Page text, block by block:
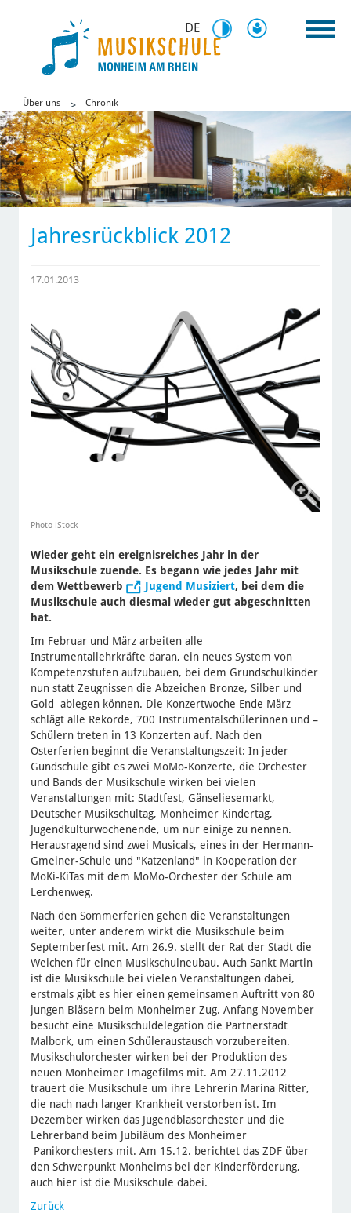
DE
Über uns Chronik
Jahresrückblick 2012
17.01.2013
Photo iStock
Wieder geht ein ereignisreiches Jahr in der
Musikschule zuende. Es begann wie jedes Jahr mit
dem Wettbewerb
Jugend Musiziert, bei dem die
Musikschule auch diesmal wieder gut abgeschnitten
hat.
Im Februar und März arbeiten alle
Instrumentallehrkräfte daran, ein neues System von
Kompetenzstufen aufzubauen, bei dem Grundschulkinder
nun statt Zeugnissen die Abzeichen Bronze, Silber und
Gold ablegen können. Die Konzertwoche Ende März
schlägt alle Rekorde, 700 Instrumentalschülerinnen und –
Schülern treten in 13 Konzerten auf. Nach den
Osterferien beginnt die Veranstaltungszeit: In jeder
Gundschule gibt es zwei MoMo-Konzerte, die Orchester
und Bands der Musikschule wirken bei vielen
Veranstaltungen mit: Stadtfest, Gänseliesemarkt,
Deutscher Musikschultag, Monheimer Kindertag,
Jugendkulturwochenende, um nur einige zu nennen.
Herausragend sind zwei Musicals, eines in der Hermann-
Gmeiner-Schule und "Katzenland" in Kooperation der
MoKi-KiTas mit dem MoMo-Orchester der Schule am
Lerchenweg.
Nach den Sommerferien gehen die Veranstaltungen
weiter, unter anderem wirkt die Musikschule beim
Septemberfest mit. Am 26.9. stellt der Rat der Stadt die
Weichen für einen Musikschulneubau. Auch Sankt Martin
ist die Musikschule bei vielen Veranstaltungen dabei,
erstmals gibt es hier einen gemeinsamen Auftritt von 80
jungen Bläsern beim Monheimer Zug. Anfang November
besucht eine Musikschuldelegation die Partnerstadt
Malbork, um einen Schüleraustausch vorzubereiten.
Musikschulorchester wirken bei der Produktion des
neuen Monheimer Imagefilms mit. Am 27.11.2012
trauert die Musikschule um ihre Lehrerin Marina Ritter,
die nach nach langer Krankheit verstorben ist. Im
Dezember wirken das Jugendblasorchester und die
Lehrerband beim Jubiläum des Monheimer
Panikorchesters mit. Am 15.12. berichtet das ZDF über
den Schwerpunkt Monheims bei der Kinderförderung,
auch hier ist die Musikschule dabei.
Zurück